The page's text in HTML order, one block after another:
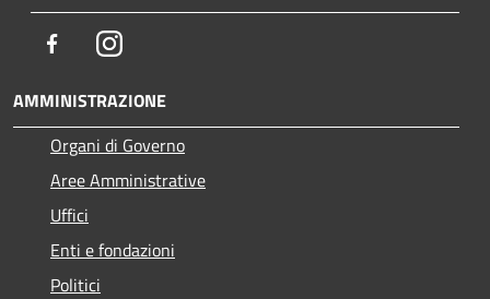
FacebookInstagram
AMMINISTRAZIONE
Organi di Governo
Aree Amministrative
Uffici
Enti e fondazioni
Politici